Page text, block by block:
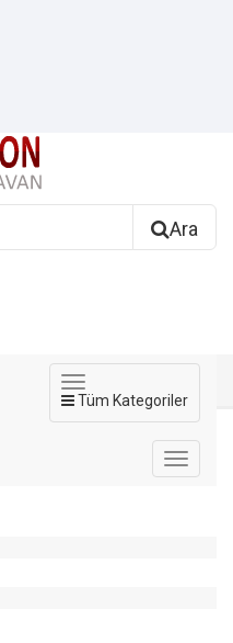
Ara
Tüm Kategoriler